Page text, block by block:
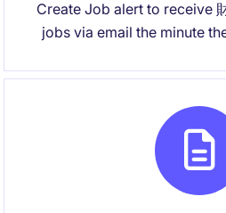
Create Job alert to receive
jobs via email the minute